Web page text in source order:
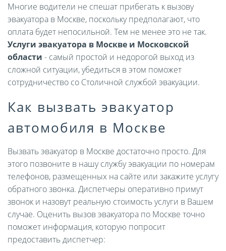
Многие водители не спешат прибегать к вызову
эвакуатора в Москве, поскольку предполагают, что
оплата будет непосильной. Тем не менее это не так.
Услуги эвакуатора в Москве и Московской
области - самый простой и недорогой выход из
сложной ситуации, убедиться в этом поможет
сотрудничество со Столичной службой эвакуации.
Как вызвать эвакуатор
автомобиля в Москве
Вызвать эвакуатор в Москве достаточно просто. Для
этого позвоните в нашу службу эвакуации по номерам
телефонов, размещенных на сайте или закажите услугу
обратного звонка. Диспетчеры оперативно примут
звонок и назовут реальную стоимость услуги в Вашем
случае. Оценить вызов эвакуатора по Москве точно
поможет информация, которую попросит
предоставить диспетчер: